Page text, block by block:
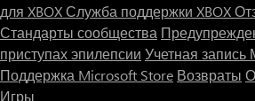
для XBOXСлужба поддержки XBOX
Стандарты сообщества
приступах эпилепсии Учетная
Поддержка Microsoft Store Возвраты
Игры